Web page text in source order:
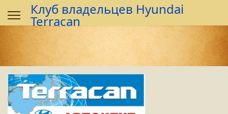
Клуб владельцев Hyundai
Terracan
год месяц
годмесяц